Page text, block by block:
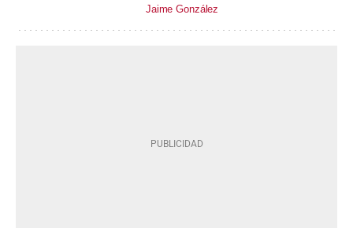
Jaime González